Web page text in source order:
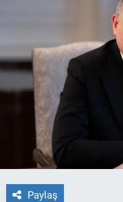
Paylaş
Tüm Haberler
İletişim
Künye
Süper Lig
Tüm Manşetler
Son Dakika
Haber Arşivi